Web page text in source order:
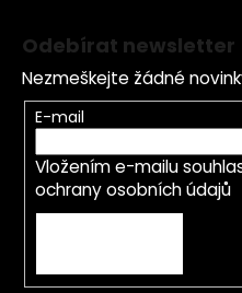
Odebírat newsletter
Nezmeškejte žádné
E-mail
Vložením e-mailu
ochrany osobních údajů